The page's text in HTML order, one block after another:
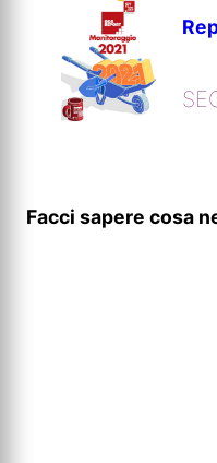
Facci sapere cosa